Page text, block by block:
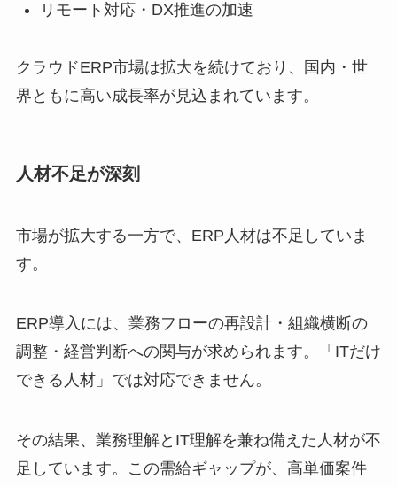
リモート対応・DX推進の加速
クラウドERP市場は拡大を続けており、国内・世
界ともに高い成長率が見込まれています。
人材不足が深刻
市場が拡大する一方で、ERP人材は不足していま
す。
ERP導入には、業務フローの再設計・組織横断の
調整・経営判断への関与が求められます。「ITだけ
できる人材」では対応できません。
その結果、業務理解とIT理解を兼ね備えた人材が不
足しています。この需給ギャップが、高単価案件